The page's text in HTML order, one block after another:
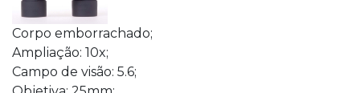
Corpo emborrachado;
Ampliação: 10x;
Campo de visão: 5.6;